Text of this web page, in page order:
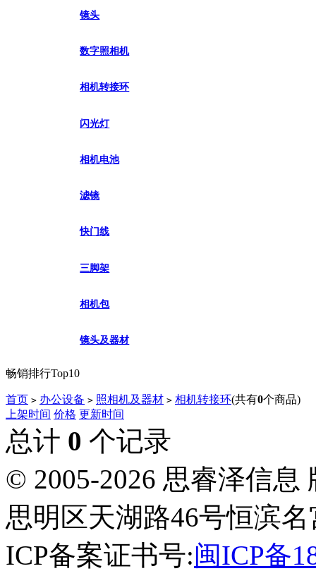
镜头
数字照相机
相机转接环
闪光灯
相机电池
滤镜
快门线
三脚架
相机包
镜头及器材
畅销排行Top10
首页 > 办公设备 > 照相机及器材 > 相机转接环(共有0个商品)
上架时间 价格 更新时间
总计 0 个记录
© 2005-2026 思睿泽信
思明区天湖路46号恒滨名
ICP备案证书号:闽ICP备